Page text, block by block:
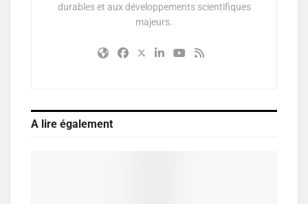
durables et aux développements scientifiques
majeurs.
A lire également